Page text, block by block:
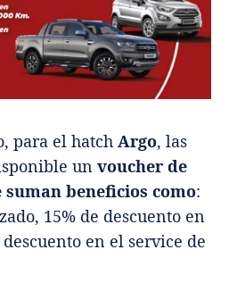
para el hatch Argo, las
un voucher de
suman beneficios como:
15% de descuento en
en el service de